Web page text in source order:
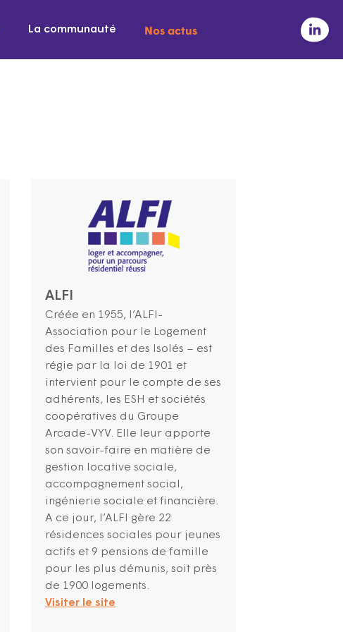
La communauté Nos actus
ALFI
Créée en 1955, l’ALFI-
Association pour le Logement
des Familles et des Isolés – est
régie par la loi de 1901 et
intervient pour le compte de ses
adhérents, les ESH et sociétés
coopératives du Groupe
Arcade-VYV. Elle leur apporte
son savoir-faire en matière de
gestion locative sociale,
accompagnement social,
ingénierie sociale et financière.
A ce jour, l’ALFI gère 22
résidences sociales pour jeunes
actifs et 9 pensions de famille
pour les plus démunis, soit près
de 1900 logements.
Visiter le site